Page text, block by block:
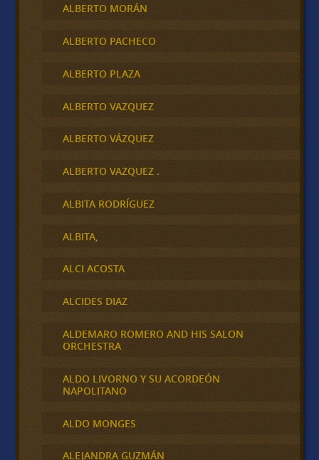
ALBERTO MORÁN
ALBERTO PACHECO
ALBERTO PLAZA
ALBERTO VAZQUEZ
ALBERTO VÁZQUEZ
ALBERTO VAZQUEZ .
ALBITA RODRÍGUEZ
ALBITA,
ALCI ACOSTA
ALCIDES DIAZ
ALDEMARO ROMERO AND HIS SALON
ORCHESTRA
ALDO LIVORNO Y SU ACORDEÓN
NAPOLITANO
ALDO MONGES
ALEJANDRA GUZMÁN